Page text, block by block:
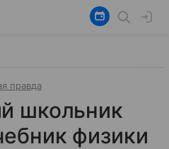
правда
школьник
физики